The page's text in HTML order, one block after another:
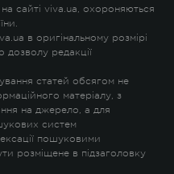
сайті viva.ua, охороняються
в оригінальному розмірі
дозволу редакції
статей обсягом не
матеріалу, з
на джерело, а для
систем
пошуковими
розміщене в підзаголовку